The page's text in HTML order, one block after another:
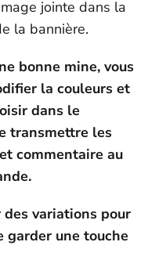
jointe dans la
la bannière.
bonne mine, vous
la couleurs et
dans le
transmettre les
commentaire au
variations pour
garder une touche